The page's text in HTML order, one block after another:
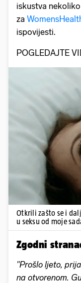
iskustva
za
ispovijesti.
POGLEDAJTE
Otkrili zašto se i
u seksu od moje
Zgodni
"Prošlo ljeto,
na otvorenom.